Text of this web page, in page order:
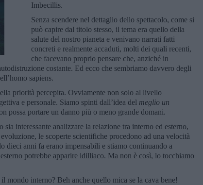
Imbecillis.
Senza scendere nel dettaglio dello spettacolo, come si
può capire dal titolo stesso, il tema era quello della
salute del nostro pianeta e venivano narrati fatti
concreti e realmente accaduti, molti dei quali recenti,
che facevano proprio pensare che, anziché in
costante. Ed ecco che sembriamo davvero degli
sapiens.
priorità percepita. Ovviamente non solo al livello
e personale. Siamo spinti dall’idea del meglio un
possa portare un danno più o meno grande domani.
interessante analizzare la relazione tra interno ed esterno,
le scoperte scientifiche procedono ad una velocità
dieci anni fa erano impensabili e stiamo continuando a
potrebbe apparire idilliaco. Ma non è così, lo tocchiamo
interno? Beh anche quello mica se la cava bene!